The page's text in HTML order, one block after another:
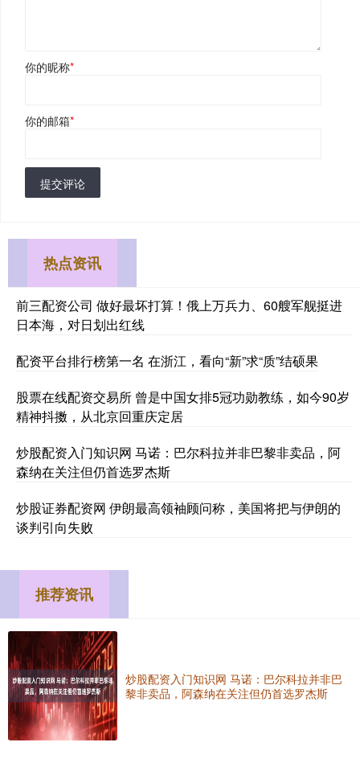
你的昵称*
你的邮箱*
提交评论
热点资讯
前三配资公司 做好最坏打算！俄上万兵力、60艘军舰挺进
日本海，对日划出红线
配资平台排行榜第一名 在浙江，看向“新”求“质”结硕果
股票在线配资交易所 曾是中国女排5冠功勋教练，如今90岁
精神抖擞，从北京回重庆定居
炒股配资入门知识网 马诺：巴尔科拉并非巴黎非卖品，阿
森纳在关注但仍首选罗杰斯
炒股证券配资网 伊朗最高领袖顾问称，美国将把与伊朗的
谈判引向失败
推荐资讯
炒股配资入门知识网 马诺：巴尔科拉并非巴
黎非卖品，阿森纳在关注但仍首选罗杰斯